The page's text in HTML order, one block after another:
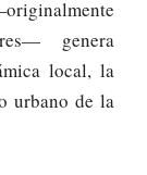
genera
local, la
urbano de la